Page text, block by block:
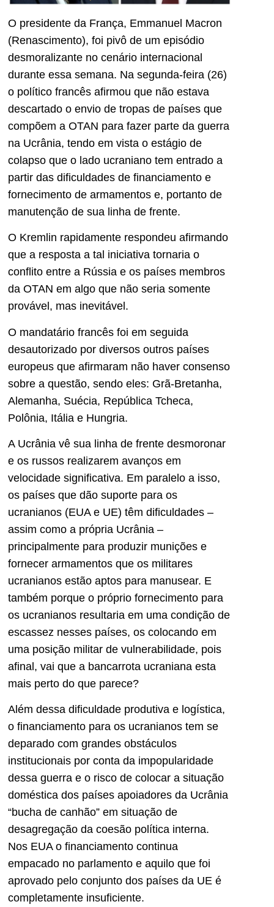
O presidente da França, Emmanuel Macron
(Renascimento), foi pivô de um episódio
desmoralizante no cenário internacional
durante essa semana. Na segunda-feira (26)
o político francês afirmou que não estava
descartado o envio de tropas de países que
compõem a OTAN para fazer parte da guerra
na Ucrânia, tendo em vista o estágio de
colapso que o lado ucraniano tem entrado a
partir das dificuldades de financiamento e
fornecimento de armamentos e, portanto de
manutenção de sua linha de frente.
O Kremlin rapidamente respondeu afirmando
que a resposta a tal iniciativa tornaria o
conflito entre a Rússia e os países membros
da OTAN em algo que não seria somente
provável, mas inevitável.
O mandatário francês foi em seguida
desautorizado por diversos outros países
europeus que afirmaram não haver consenso
sobre a questão, sendo eles: Grã-Bretanha,
Alemanha, Suécia, República Tcheca,
Polônia, Itália e Hungria.
A Ucrânia vê sua linha de frente desmoronar
e os russos realizarem avanços em
velocidade significativa. Em paralelo a isso,
os países que dão suporte para os
ucranianos (EUA e UE) têm dificuldades –
assim como a própria Ucrânia –
principalmente para produzir munições e
fornecer armamentos que os militares
ucranianos estão aptos para manusear. E
também porque o próprio fornecimento para
os ucranianos resultaria em uma condição de
escassez nesses países, os colocando em
uma posição militar de vulnerabilidade, pois
afinal, vai que a bancarrota ucraniana esta
mais perto do que parece?
Além dessa dificuldade produtiva e logística,
o financiamento para os ucranianos tem se
deparado com grandes obstáculos
institucionais por conta da impopularidade
dessa guerra e o risco de colocar a situação
doméstica dos países apoiadores da Ucrânia
“bucha de canhão” em situação de
desagregação da coesão política interna.
Nos EUA o financiamento continua
empacado no parlamento e aquilo que foi
aprovado pelo conjunto dos países da UE é
completamente insuficiente.